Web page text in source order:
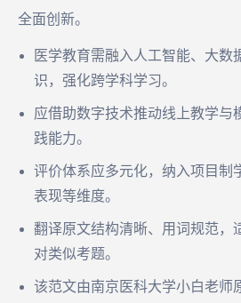
全面创新。
医学教育需融入人工智能、大数
识，强化跨学科学习。
应借助数字技术推动线上教学与
践能力。
评价体系应多元化，纳入项目制
表现等维度。
翻译原文结构清晰、用词规范，
对类似考题。
该范文由南京医科大学小白老师